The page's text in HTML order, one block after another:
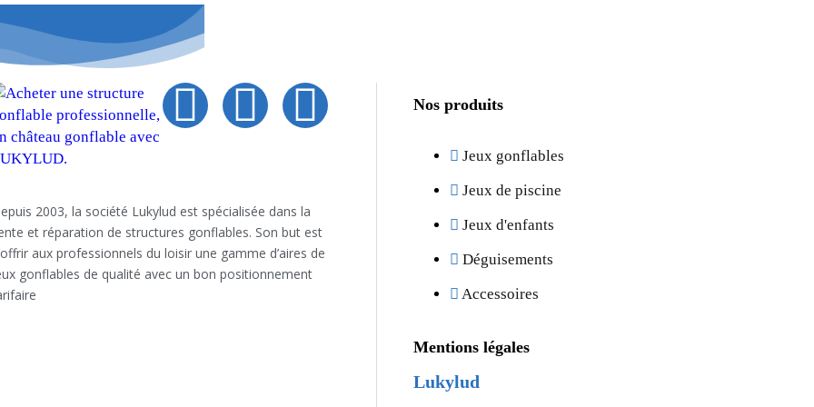
2003, la société Lukylud est spécialisée dans la
et réparation de structures gonflables. Son but est
aux professionnels du loisir une gamme d’aires de
gonflables de qualité avec un bon positionnement
Nos produits
Jeux gonflables
Jeux de piscine
Jeux d'enfants
Déguisements
Accessoires
Mentions légales
Lukylud